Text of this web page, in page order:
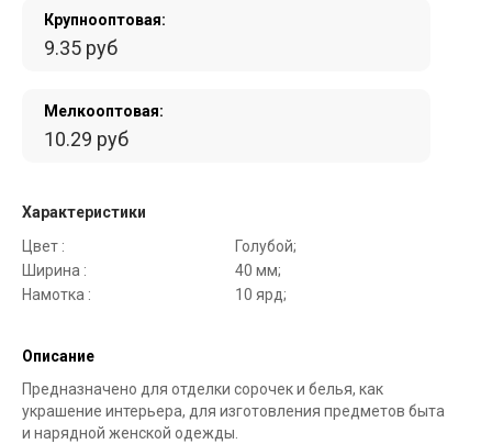
Крупнооптовая:
9.35 руб
Мелкооптовая:
10.29 руб
Характеристики
Цвет :
Голубой;
Ширина :
40 мм;
Намотка :
10 ярд;
Описание
Предназначено для отделки сорочек и белья, как
украшение интерьера, для изготовления предметов быта
и нарядной женской одежды.